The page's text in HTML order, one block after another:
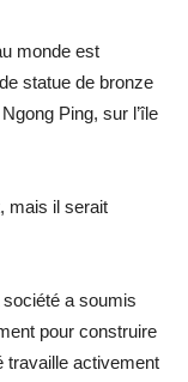
monde est
statue de bronze
Ping, sur l’île
mais il serait
société a soumis
pour construire
travaille activement